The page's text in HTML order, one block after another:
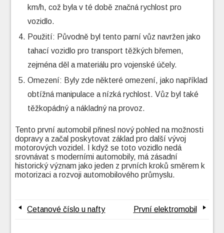
km/h, což byla v té době značná rychlost pro
vozidlo.
Použití: Původně byl tento parní vůz navržen jako
tahací vozidlo pro transport těžkých břemen,
zejména děl a materiálu pro vojenské účely.
Omezení: Byly zde některé omezení, jako například
obtížná manipulace a nízká rychlost. Vůz byl také
těžkopádný a nákladný na provoz.
Tento první automobil přinesl nový pohled na možnosti
dopravy a začal poskytovat základ pro další vývoj
motorových vozidel. I když se toto vozidlo nedá
srovnávat s moderními automobily, má zásadní
historický význam jako jeden z prvních kroků směrem k
motorizaci a rozvoji automobilového průmyslu.
Cetanové číslo u nafty První elektromobil